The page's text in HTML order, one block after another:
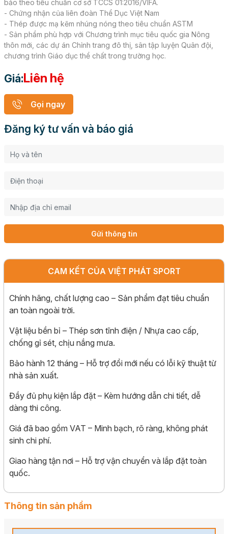
bảo theo tiêu chuẩn cơ sở TCCS 01:2016/VIFA.
- Chứng nhận của liên đoàn Thể Dục Việt Nam
- Thép được mạ kẽm nhúng nóng theo tiêu chuẩn ASTM
- Sản phẩm phù hợp với Chương trình mục tiêu quốc gia Nông
thôn mới, các dự án Chỉnh trang đô thị, sân tập luyện Quân đội,
chương trình Giáo dục thể chất trong trường học.
Giá:Liên hệ
Gọi ngay
Đăng ký tư vấn và báo giá
Gửi thông tin
CAM KẾT CỦA VIỆT PHÁT SPORT
Chính hãng, chất lượng cao – Sản phẩm đạt tiêu chuẩn
an toàn ngoài trời.
Vật liệu bền bỉ – Thép sơn tĩnh điện / Nhựa cao cấp,
chống gỉ sét, chịu nắng mưa.
Bảo hành 12 tháng – Hỗ trợ đổi mới nếu có lỗi kỹ thuật từ
nhà sản xuất.
Đầy đủ phụ kiện lắp đặt – Kèm hướng dẫn chi tiết, dễ
dàng thi công.
Giá đã bao gồm VAT – Minh bạch, rõ ràng, không phát
sinh chi phí.
Giao hàng tận nơi – Hỗ trợ vận chuyển và lắp đặt toàn
quốc.
Thông tin sản phẩm